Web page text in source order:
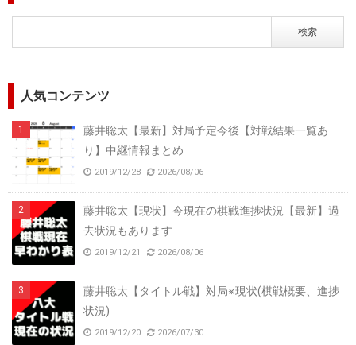
人気コンテンツ
藤井聡太【最新】対局予定今後【対戦結果一覧あ
り】中継情報まとめ
2019/12/28 2026/08/06
藤井聡太【現状】今現在の棋戦進捗状況【最新】過
去状況もあります
2019/12/21 2026/08/06
藤井聡太【タイトル戦】対局※現状(棋戦概要、進捗
状況)
2019/12/20 2026/07/30